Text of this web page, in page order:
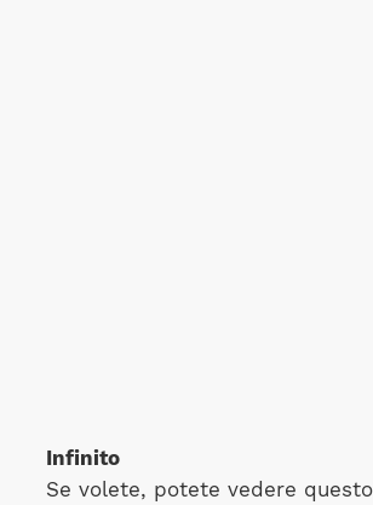
Infinito
Se volete, potete vedere